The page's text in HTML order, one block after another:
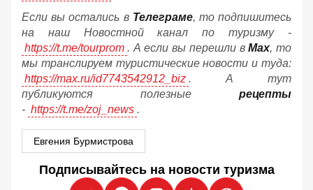
Если вы остались в Телеграме, то подпишитесь
на наш Новостной канал по туризму -
https://t.me/tourprom . А если вы перешли вМах, то
мы транслируем туристические новости и туда:
https://max.ru/id7743542912_biz . А тут
публикуются полезные рецепты
- https://t.me/zoj_news .
Евгения Бурмистрова
Подписывайтесь на новости туризма